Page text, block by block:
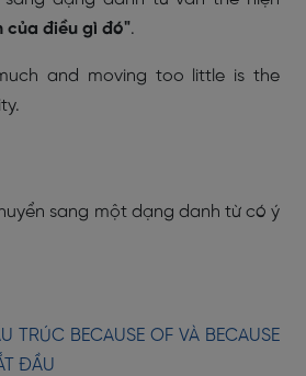
của điều gì đó".
and moving too little is the
sang một dạng danh từ có ý
TRÚC BECAUSE OF VÀ BECAUSE
ĐẦU